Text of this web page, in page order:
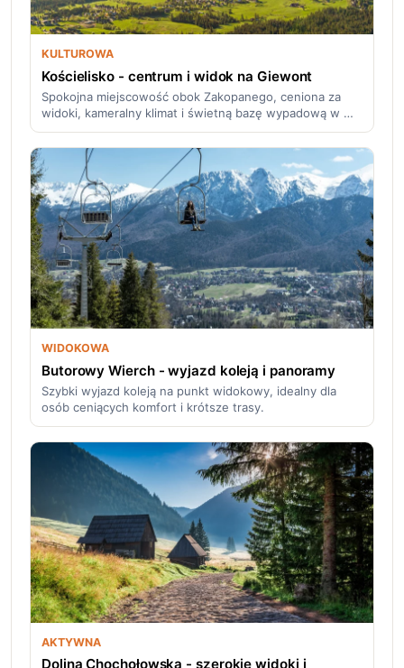
KULTUROWA
Kościelisko - centrum i widok na Giewont
Spokojna miejscowość obok Zakopanego, ceniona za
widoki, kameralny klimat i świetną bazę wypadową w …
WIDOKOWA
Butorowy Wierch - wyjazd koleją i panoramy
Szybki wyjazd koleją na punkt widokowy, idealny dla
osób ceniących komfort i krótsze trasy.
AKTYWNA
Dolina Chochołowska - szerokie widoki i